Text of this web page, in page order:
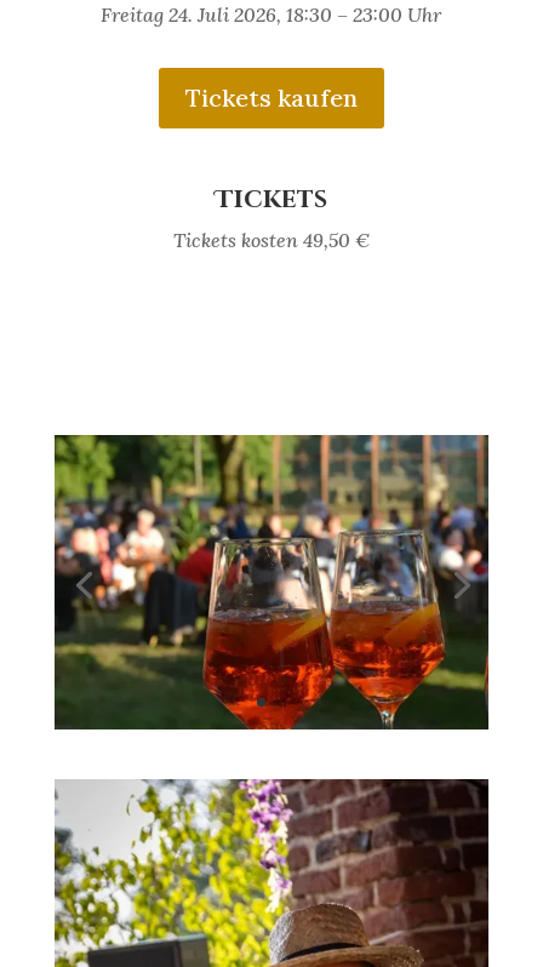
Freitag 24. Juli 2026, 18:30 – 23:00 Uhr
Tickets kaufen
Tickets
Tickets kosten 49,50 €